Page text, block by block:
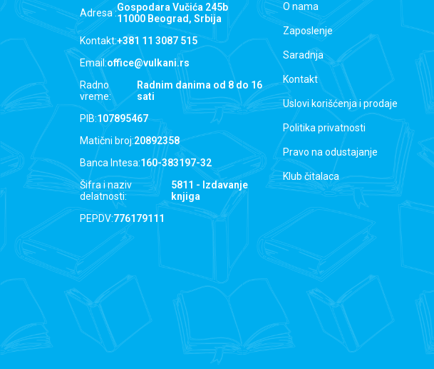
Adresa :Gospodara Vučića 245b
11000 Beograd, Srbija
Kontakt:+381 11 3087 515
Email:office@vulkani.rs
Radno
vreme:
Radnim danima od 8 do 16
sati
PIB:107895467
Matični broj:20892358
Banca Intesa:160-383197-32
Šifra i naziv
delatnosti:
5811 - Izdavanje
knjiga
PEPDV:776179111
O nama
Zaposlenje
Saradnja
Kontakt
Uslovi korišćenja i prodaje
Politika privatnosti
Pravo na odustajanje
Klub čitalaca